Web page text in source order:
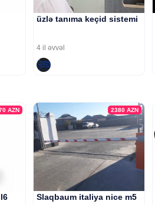
üzlə tanıma keçid sistemi
4 il əvvəl
AZN 2380 AZN
Slaqbaum italiya nice m5